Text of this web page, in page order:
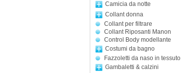
Camicia da notte
Collant donna
Collant per filtrare
Collant Riposanti Manon
Control Body modellante
Costumi da bagno
Fazzoletti da naso in tessuto
Gambaletti & calzini